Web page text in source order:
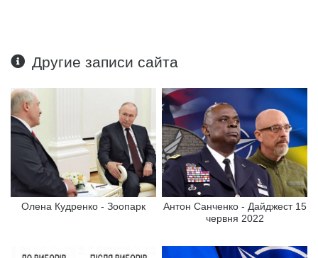
Другие записи сайта
Олена Кудренко - Зоопарк
Антон Санченко - Дайджест 15
червня 2022